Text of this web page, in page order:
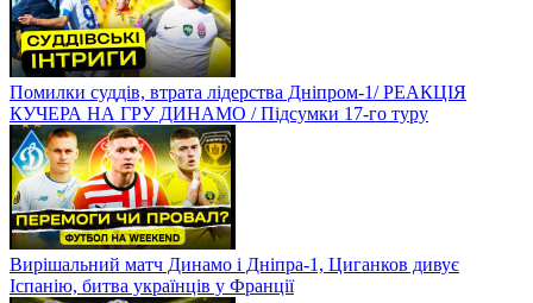
Помилки суддів, втрата лідерства Дніпром-1/ РЕАКЦІЯ
КУЧЕРА НА ГРУ ДИНАМО / Підсумки 17-го туру
Вирішальний матч Динамо і Дніпра-1, Циганков дивує
Іспанію, битва українців у Франції